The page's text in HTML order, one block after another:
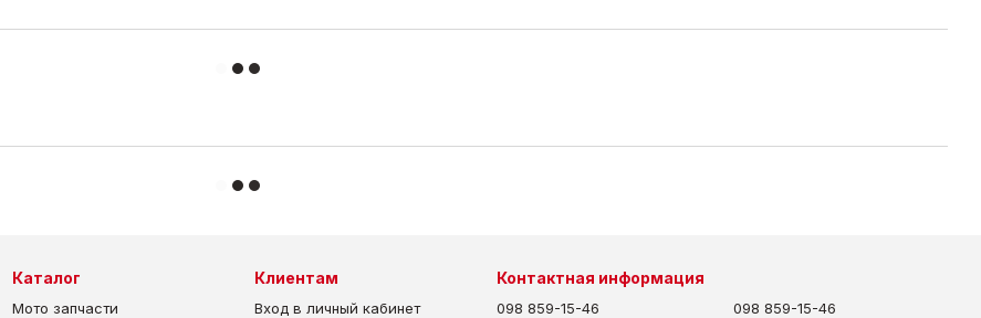
Каталог
Мото запчасти
Клиентам
Вход в личный кабинет
Контактная информация
098 859-15-46 098 859-15-46